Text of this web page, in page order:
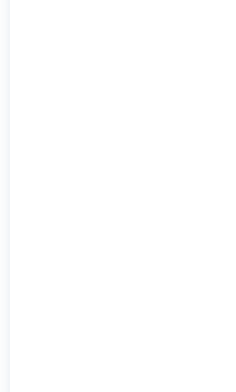
Завод оснащён
обновляет
ежегодно.
полный цикл
производства
эксплуатацию,
гарантийного
Компания
и в странах
поставок
предприятий
комплекса,
промышленных
точность и
задачи —
предлагает
15-летним